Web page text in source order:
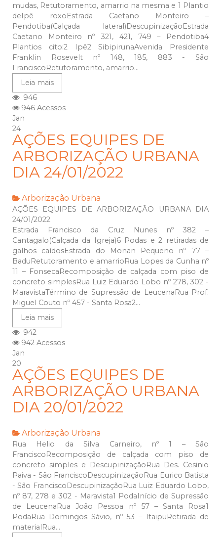
mudas, Retutoramento, amarrio na mesma e 1 Plantio
deIpê roxoEstrada Caetano Monteiro –
Pendotiba(Calçada lateral)DescupinizaçãoEstrada
Caetano Monteiro nº 321, 421, 749 – Pendotiba4
Plantios cito:2 Ipê2 SibipirunaAvenida Presidente
Franklin Rosevelt nº 148, 185, 883 - São
FranciscoRetutoramento, amarrio...
Leia mais
946
946 Acessos
Jan
24
AÇÕES EQUIPES DE
ARBORIZAÇÃO URBANA
DIA 24/01/2022
Arborização Urbana
AÇÕES EQUIPES DE ARBORIZAÇÃO URBANA DIA
24/01/2022
Estrada Francisco da Cruz Nunes nº 382 –
Cantagalo(Calçada da Igreja)6 Podas e 2 retiradas de
galhos caídosEstrada do Monan Pequeno nº 77 –
BaduRetutoramento e amarrioRua Lopes da Cunha nº
11 – FonsecaRecomposição de calçada com piso de
concreto simplesRua Luiz Eduardo Lobo nº 278, 302 -
MaravistaTérmino de Supressão de LeucenaRua Prof.
Miguel Couto nº 457 - Santa Rosa2...
Leia mais
942
942 Acessos
Jan
20
AÇÕES EQUIPES DE
ARBORIZAÇÃO URBANA
DIA 20/01/2022
Arborização Urbana
Rua Helio da Silva Carneiro, nº 1 – São
FranciscoRecomposição de calçada com piso de
concreto simples e DescupinizaçãoRua Des. Cesinio
Paiva - São FranciscoDescupinizaçãoRua Eurico Batista
- São FranciscoDescupinizaçãoRua Luiz Eduardo Lobo,
nº 87, 278 e 302 - Maravista1 PodaInício de Supressão
de LeucenaRua João Pessoa nº 57 – Santa Rosa1
PodaRua Domingos Sávio, nº 53 – ItaipuRetirada de
materialRua...